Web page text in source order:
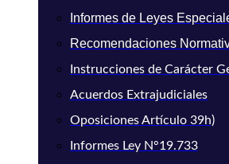
Informes de Leyes
Recomendaciones
Instrucciones de Carácter
Acuerdos Extrajudiciales
Oposiciones Artículo 39h)
Informes Ley N°19.733